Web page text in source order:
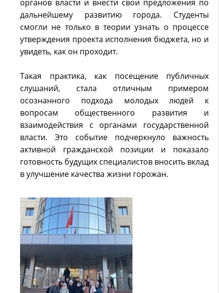
органов власти и внести свои предложения по
дальнейшему развитию города. Студенты
смогли не только в теории узнать о процессе
утверждения проекта исполнения бюджета, но и
увидеть, как он проходит.
Такая практика, как посещение публичных
слушаний, стала отличным примером
осознанного подхода молодых людей к
вопросам общественного развития и
взаимодействия с органами государственной
власти. Это событие подчеркнуло важность
активной гражданской позиции и показало
готовность будущих специалистов вносить вклад
в улучшение качества жизни горожан.